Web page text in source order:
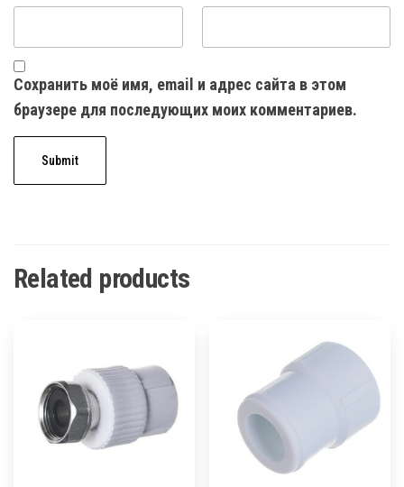
Сохранить моё имя, email и адрес сайта в этом
браузере для последующих моих комментариев.
Related products